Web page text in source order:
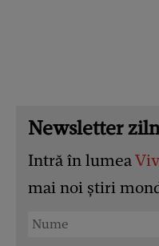
Newsletter
Intră în lumea
mai noi știri